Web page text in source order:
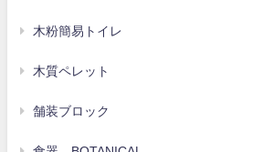
木粉簡易トイレ
木質ペレット
舗装ブロック